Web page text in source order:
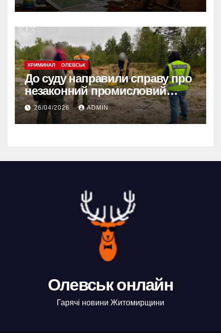
КРИМИНАЛ ОЛЕВСЬК
До суду направили справу про
незаконний промисловий
видобуток пісковику на
Олевщині
26/04/2026 ADMIN
Олевськ онлайн
Гарячі новини Житомирщини